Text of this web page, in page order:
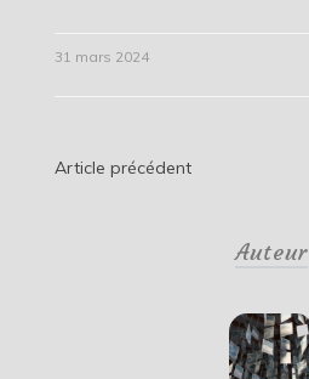
31 mars 2024
Navigation
Article précédent
Auteur